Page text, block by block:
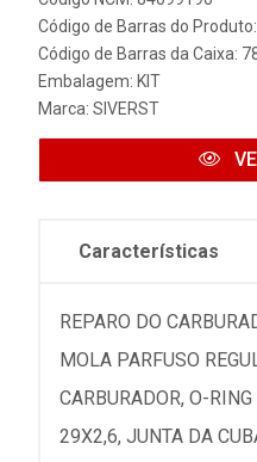
Código de Barras do
Código de Barras da Caixa:
Embalagem: KIT
Marca: SIVERST
Características
REPARO DO
MOLA PARFUSO
CARBURADOR, O-
29X2,6, JUNTA DA